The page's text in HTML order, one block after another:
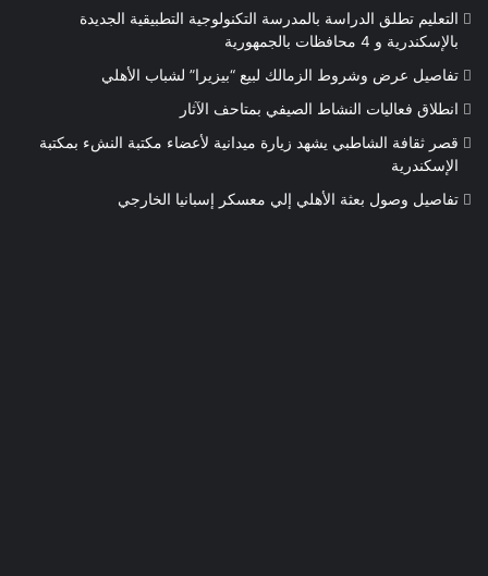
التعليم تطلق الدراسة بالمدرسة التكنولوجية التطبيقية الجديدة
بالإسكندرية و 4 محافظات بالجمهورية
تفاصيل عرض وشروط الزمالك لبيع “بيزيرا” لشباب الأهلي
انطلاق فعاليات النشاط الصيفي بمتاحف الآثار
قصر ثقافة الشاطبي يشهد زيارة ميدانية لأعضاء مكتبة النشء بمكتبة
الإسكندرية
تفاصيل وصول بعثة الأهلي إلي معسكر إسبانيا الخارجي